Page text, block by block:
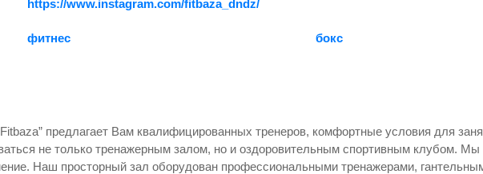
https://www.instagram.com/fitbaza_dndz/
фитнес бокс
предлагает Вам квалифицированных тренеров, комфортные условия для
не только тренажерным залом, но и оздоровительным спортивным клубом.
Наш просторный зал оборудован профессиональными тренажерами,